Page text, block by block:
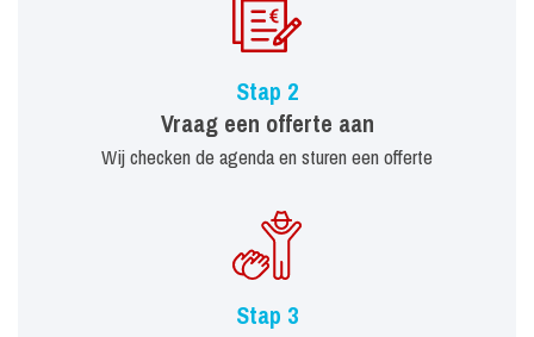
Stap 2
Vraag een offerte aan
Wij checken de agenda en sturen een offerte
Stap 3